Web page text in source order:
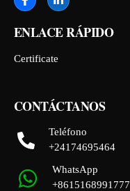
ENLACE RÁPIDO
Certificate
CONTÁCTANOS
Teléfono
+24174695464
WhatsApp
+8615168991777